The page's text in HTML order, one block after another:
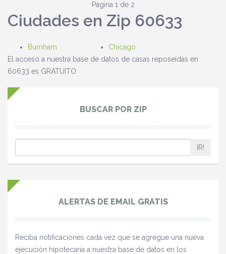
Página 1 de 2
Ciudades en Zip 60633
Burnham
Chicago
El acceso a nuestra base de datos de casas reposeídas en
60633 es GRATUITO
BUSCAR POR ZIP
IR!
ALERTAS DE EMAIL GRATIS
Reciba notificaciones cada vez que se agregue una nueva
ejecución hipotecaria a nuestra base de datos en los